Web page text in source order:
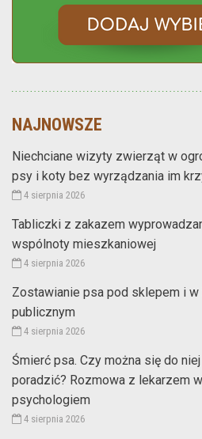
NAJNOWSZE
Niechciane wizyty zwierząt w
psy i koty bez wyrządzania im
4 sierpnia 2026
Tabliczki z zakazem
wspólnoty mieszkaniowej
4 sierpnia 2026
Zostawianie psa pod sklepem i w
publicznym
4 sierpnia 2026
Śmierć psa. Czy można się do
poradzić? Rozmowa z lekarzem
psychologiem
4 sierpnia 2026